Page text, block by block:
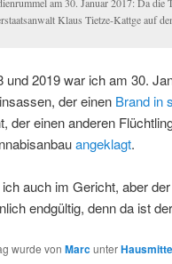
am 30. Januar 2017: Da
Klaus Tietze-Kattge auf
und 2019 war ich am 30.
der einen Brand in
der einen anderen
angeklagt.
auch im Gericht, aber
endgültig, denn da ist
wurde von Marcunter